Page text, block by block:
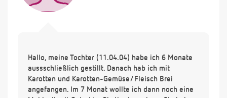
Hallo, meine Tochter (11.04.04) habe ich 6 Monate
aussschließlich gestillt. Danach hab ich mit
Karotten und Karotten-Gemüse/Fleisch Brei
angefangen. Im 7 Monat wollte ich dann noch eine